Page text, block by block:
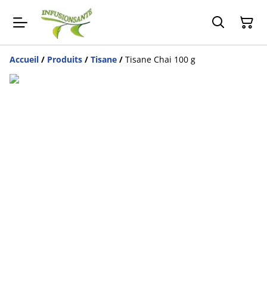
Accueil / Produits / Tisane / Tisane Chai 100 g